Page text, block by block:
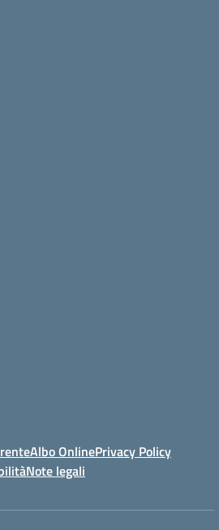
Albo OnlinePrivacy Policy
Note legali